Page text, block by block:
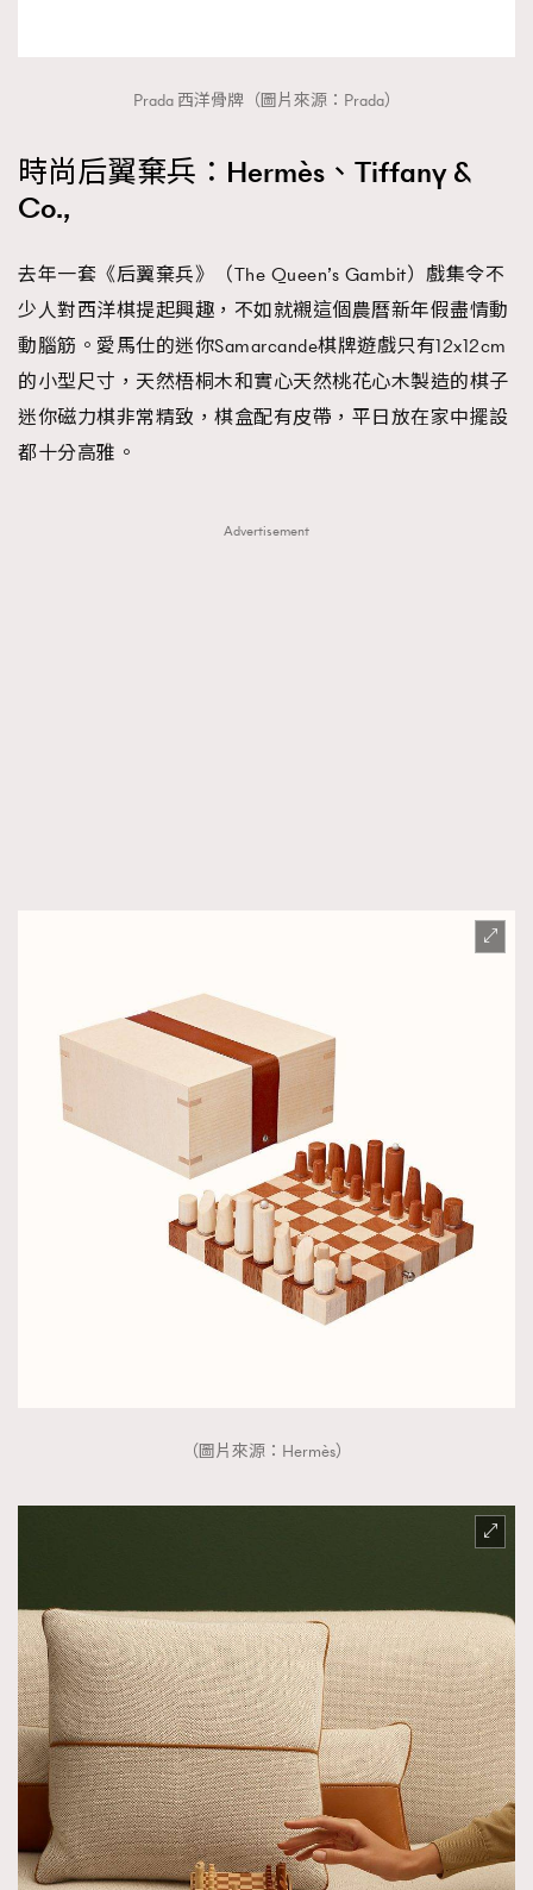
Prada 西洋骨牌（圖片來源：Prada）
時尚后翼棄兵：Hermès、Tiffany &
Co.,
去年一套《后翼棄兵》（The Queen’s Gambit）戲集令不
少人對西洋棋提起興趣，不如就襯這個農曆新年假盡情動
動腦筋。愛馬仕的迷你Samarcande棋牌遊戲只有12x12cm
的小型尺寸，天然梧桐木和實心天然桃花心木製造的棋子
迷你磁力棋非常精致，棋盒配有皮帶，平日放在家中擺設
都十分高雅。
Advertisement
（圖片來源：Hermès）